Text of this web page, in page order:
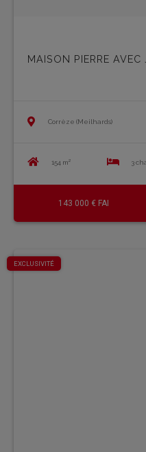
MAISON PIERRE AVEC
Corrèze (Meilhards)
154 m² 3
143 000 € FAI
EXCLUSIVITÉ